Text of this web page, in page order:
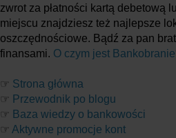
zwrot za płatności kartą debetową
miejscu znajdziesz też najlepsze
oszczędnościowe. Bądź za pan
finansami. O czym jest
☞ Strona główna
☞ Przewodnik po blogu
☞ Baza wiedzy o bankowości
☞ Aktywne promocje kont